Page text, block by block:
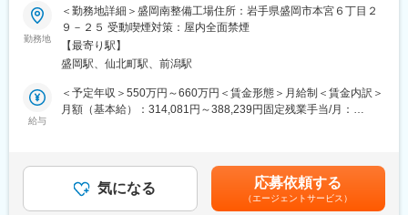
全国にあるIDOMの運営する整備工場で、『工場長候補』として整
備業務をお任せします！
まずは既存工場で業務内容を理解し必要な経験を積んでいただき
ます。
その後新規工場の立ち上げ等に際して工場長としてご活躍いただ
（1）まずは整備士として
お客様にご購入いただいた納車前のお車やご購入後の車のオイル
勤務地
＜勤務地詳細＞盛岡南整備工場住所：岩手県盛岡市本宮６丁目２
９－２５ 受動喫煙対策：屋内全面禁煙
【最寄り駅】
盛岡駅、仙北町駅、前潟駅
給与
＜予定年収＞550万円～660万円＜賃金形態＞月給制＜賃金内訳＞
月額（基本給）：314,081円～388,239円固定残業手当/月：
査定年1回賞与年2回（2024年支給実績３ヶ月分）インセンティブ
年2回（最大30万円／回）平均50,000～70,000円賃金はあくまで
も目安の金額であり、選考を通じて上下する可能性があります。
気になる 応募依頼する
（エージェントサービス）